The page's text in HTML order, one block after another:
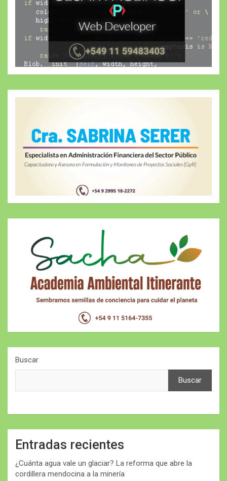
Buscar
Buscar
Entradas recientes
¿Cuánta agua vale un glaciar? La reforma que abre la
cordillera mendocina a la minería